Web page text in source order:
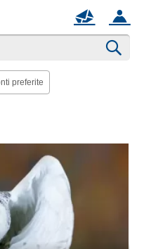
ACCOUNT
MAIL
preferite